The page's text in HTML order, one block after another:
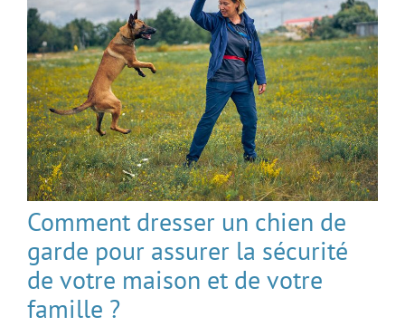
Comment dresser un chien de
garde pour assurer la sécurité
de votre maison et de votre
famille ?